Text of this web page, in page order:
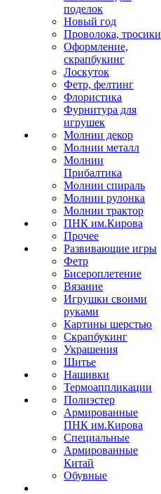
поделок
Новый год
Проволока, тросики
Оформление,
скрапбукинг
Лоскуток
Фетр, фелтинг
Флористика
Фурнитура для
игрушек
Молнии декор
Молнии металл
Молнии
Прибалтика
Молнии спираль
Молнии рулонка
Молнии трактор
ПНК им.Кирова
Прочее
Развивающие игры
Фетр
Бисероплетение
Вязание
Игрушки своими
руками
Картины шерстью
Скрапбукинг
Украшения
Шитье
Нашивки
Термоаппликации
Полиэстер
Армированные
ПНК им.Кирова
Специальные
Армированные
Китай
Обувные